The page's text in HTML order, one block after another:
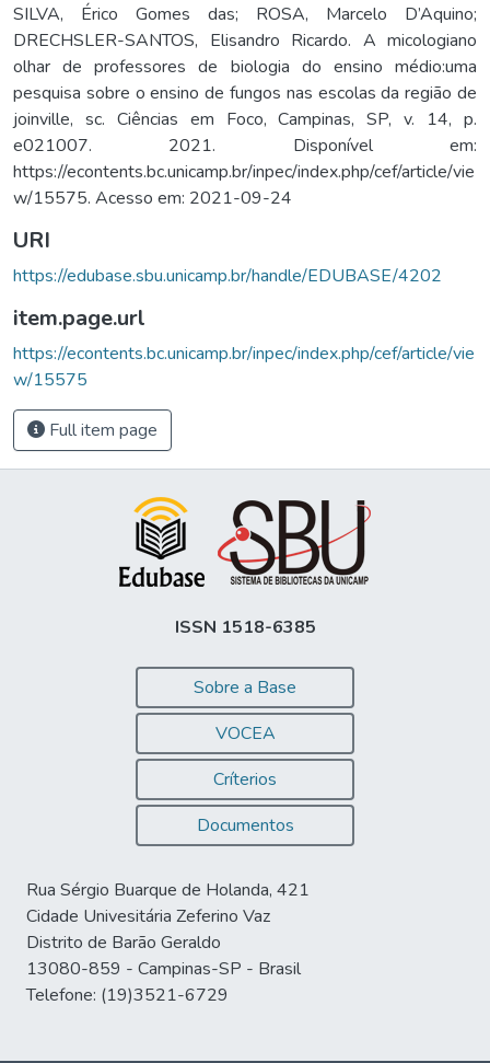
SILVA, Érico Gomes das; ROSA, Marcelo D’Aquino;
DRECHSLER-SANTOS, Elisandro Ricardo. A micologiano
olhar de professores de biologia do ensino médio:uma
pesquisa sobre o ensino de fungos nas escolas da região de
joinville, sc. Ciências em Foco, Campinas, SP, v. 14, p.
e021007. 2021. Disponível em:
https://econtents.bc.unicamp.br/inpec/index.php/cef/article/vie
w/15575. Acesso em: 2021-09-24
URI
https://edubase.sbu.unicamp.br/handle/EDUBASE/4202
item.page.url
https://econtents.bc.unicamp.br/inpec/index.php/cef/article/vie
w/15575
Full item page
ISSN 1518-6385
Sobre a Base
VOCEA
Críterios
Documentos
Rua Sérgio Buarque de Holanda, 421
Cidade Univesitária Zeferino Vaz
Distrito de Barão Geraldo
13080-859 - Campinas-SP - Brasil
Telefone: (19)3521-6729